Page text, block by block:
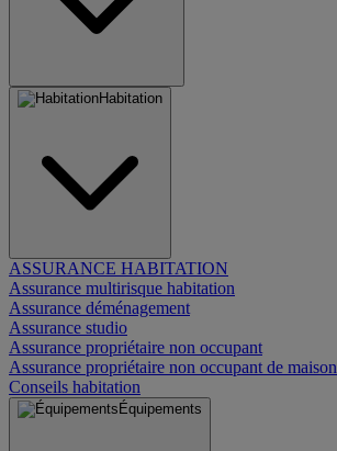
Habitation
ASSURANCE HABITATION
Assurance multirisque habitation
Assurance déménagement
Assurance studio
Assurance propriétaire non occupant
Assurance propriétaire non occupant de maison
Conseils habitation
Équipements